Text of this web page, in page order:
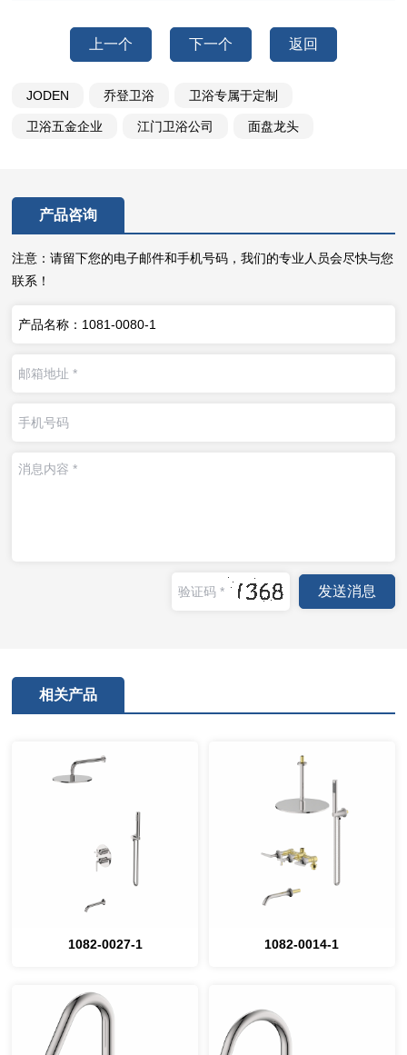
上一个 下一个 返回
JODEN 乔登卫浴 卫浴专属于定制
卫浴五金企业 江门卫浴公司 面盘龙头
产品咨询
注意：请留下您的电子邮件和手机号码，我们的专业人员会尽快与您
联系！
相关产品
1082-0027-1 1082-0014-1